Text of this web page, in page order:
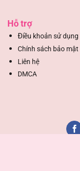
Hỗ trợ
Điều khoản sử dụng
Chính sách bảo mật
Liên hệ
DMCA